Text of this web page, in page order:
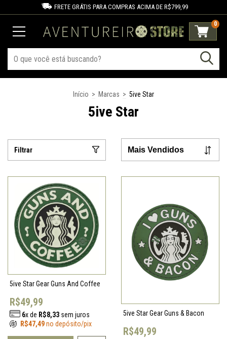
FRETE GRÁTIS PARA COMPRAS ACIMA DE R$799,99
0
Início > Marcas > 5ive Star
5ive Star
Filtrar
5ive Star Gear Guns And Coffee
R$49,99
6x de R$8,33sem juros
R$47,49no depósito/pix
5ive Star Gear Guns & Bacon
R$49,99